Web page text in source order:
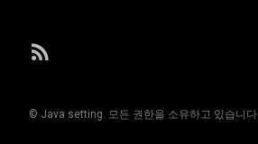
화RSS
© Java setting. 모든 권한을 소유하고 있습니다.